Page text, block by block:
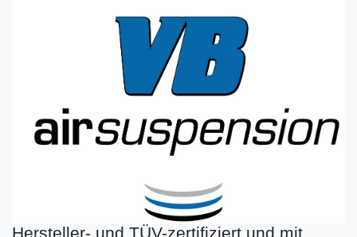
Hersteller- und TÜV-zertifiziert und mit